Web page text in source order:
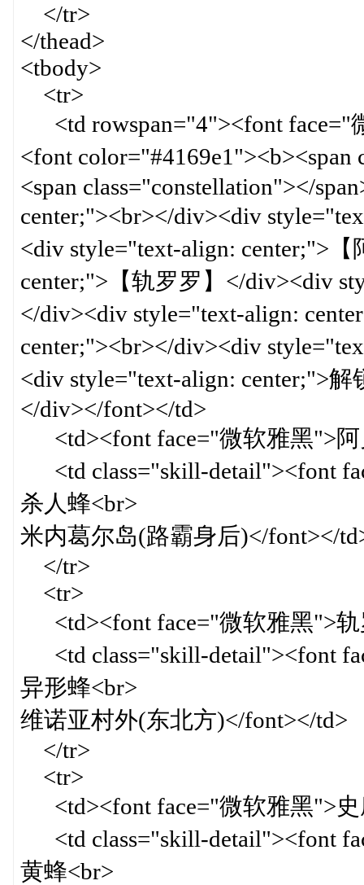
</tr>
</thead>
<tbody>
<tr>
<td rowspan="4"><font face="
<font color="#4169e1"><b><span
<span class="constellation"></
center;"><br></div><div
<div style="text-align: center;">
center;">【轨罗罗】</div><div
</div><div style="text-align:
center;"><br></div><div
<div style="text-align: center;">
</div></font></td>
<td><font face="微软雅黑">阿
<td class="skill-detail"><font
杀人蜂<br>
米内葛尔岛(路霸身后)</font></
</tr>
<tr>
<td><font face="微软雅黑">轨
<td class="skill-detail"><font
异形蜂<br>
维诺亚村外(东北方)</font></td>
</tr>
<tr>
<td><font face="微软雅黑">史
<td class="skill-detail"><font
黄蜂<br>